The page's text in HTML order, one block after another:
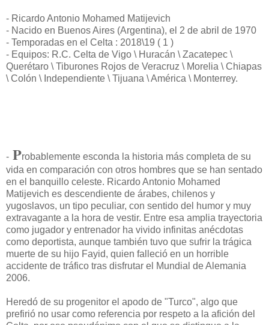
- Ricardo Antonio Mohamed Matijevich
- Nacido en Buenos Aires (Argentina), el 2 de abril de 1970
- Temporadas en el Celta : 2018\19 ( 1 )
- Equipos: R.C. Celta de Vigo \ Huracán \ Zacatepec \
Querétaro \ Tiburones Rojos de Veracruz \ Morelia \ Chiapas
\ Colón \ Independiente \ Tijuana \ América \ Monterrey.
- Probablemente esconda la historia más completa de su
vida en comparación con otros hombres que se han sentado
en el banquillo celeste. Ricardo Antonio Mohamed
Matijevich es descendiente de árabes, chilenos y
yugoslavos, un tipo peculiar, con sentido del humor y muy
extravagante a la hora de vestir. Entre esa amplia trayectoria
como jugador y entrenador ha vivido infinitas anécdotas
como deportista, aunque también tuvo que sufrir la trágica
muerte de su hijo Fayid, quien falleció en un horrible
accidente de tráfico tras disfrutar el Mundial de Alemania
2006.
Heredó de su progenitor el apodo de "Turco", algo que
prefirió no usar como referencia por respeto a la afición del